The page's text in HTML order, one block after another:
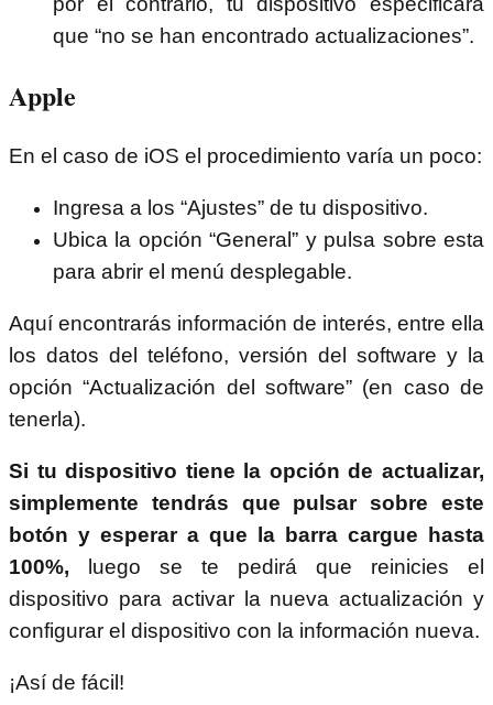
que “no se han encontrado actualizaciones”.
Apple
En el caso de iOS el procedimiento varía un poco:
Ingresa a los “Ajustes” de tu dispositivo.
Ubica la opción “General” y pulsa sobre esta
para abrir el menú desplegable.
Aquí encontrarás información de interés, entre ella
los datos del teléfono, versión del software y la
opción “Actualización del software” (en caso de
tenerla).
Si tu dispositivo tiene la opción de actualizar,
simplemente tendrás que pulsar sobre este
botón y esperar a que la barra cargue hasta
100%, luego se te pedirá que reinicies el
dispositivo para activar la nueva actualización y
configurar el dispositivo con la información nueva.
¡Así de fácil!